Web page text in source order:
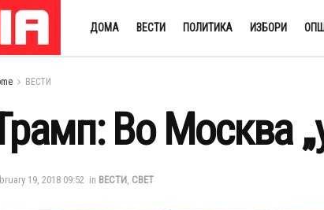
ДОМА ВЕСТИ ПОЛИТИКА ИЗБОРИ
ВЕСТИ
Во Москва
19, 2018 09:52 in ВЕСТИ, СВЕТ